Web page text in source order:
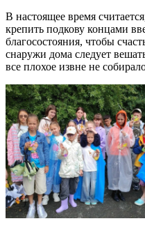
В настоящее время
крепить подкову концами
благосостояния, чтобы
снаружи дома следует
все плохое извне не